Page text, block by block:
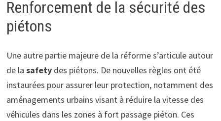
Renforcement de la sécurité des
piétons
Une autre partie majeure de la réforme s’articule autour
de la safetydes piétons. De nouvelles règles ont été
instaurées pour assurer leur protection, notamment des
aménagements urbains visant à réduire la vitesse des
véhicules dans les zones à fort passage piéton. Ces